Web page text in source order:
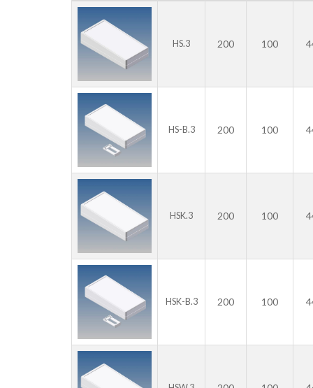
HS.3 200 100
HS-B.3 200 100
HSK.3 200 100
HSK-B.3 200 100